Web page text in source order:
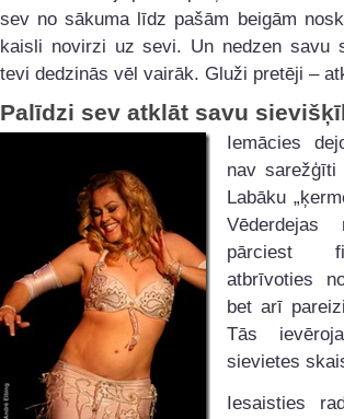
sev no sākuma līdz pašām beigām
kaisli novirzi uz sevi. Un nedzen savu
tevi dedzinās vēl vairāk. Gluži pretēji –
Palīdzi sev atklāt savu
Iemācies
nav sarežģīti
Labāku
pārciest
atbrīvoties
bet arī
Tās
sievietes
Iesaisties